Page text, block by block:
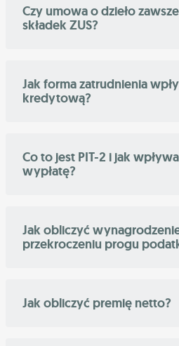
Czy umowa o dzieło
składek ZUS?
Jak forma zatrudnienia
kredytową?
Co to jest PIT-2 i jak
wypłatę?
Jak obliczyć
przekroczeniu progu
Jak obliczyć premię netto?